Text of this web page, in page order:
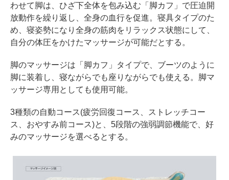
わせて脚は、ひざ下全体を包み込む「脚カフ」で圧迫開
放動作を繰り返し、全身の血行を促進。寝具タイプのた
め、寝姿勢になり全身の筋肉をリラックス状態にして、
自分の体圧をかけたマッサージが可能だとする。
脚のマッサージは「脚カフ」タイプで、ブーツのように
脚に装着し、寝ながらでも座りながらでも使える。脚マ
ッサージ専用としても使用可能。
3種類の自動コース(疲労回復コース、ストレッチコー
ス、おやすみ前コース)と、5段階の強弱調節機能で、好
みのマッサージを選べるとする。